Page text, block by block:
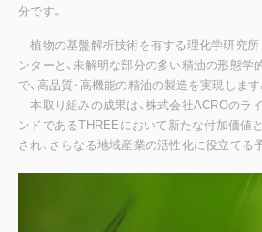
分です。
植物の基盤解析技術を有する理化学研究
ンターと、未解明な部分の多い精油の形態学
で、高品質・高機能の精油の製造を実現します
本取り組みの成果は、株式会社ACROのラ
ンドであるTHREEにおいて新たな付加価値
され、さらなる地域産業の活性化に役立てる